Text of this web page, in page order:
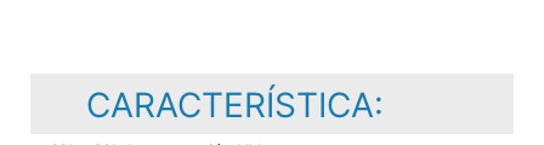
CARACTERÍSTICA: